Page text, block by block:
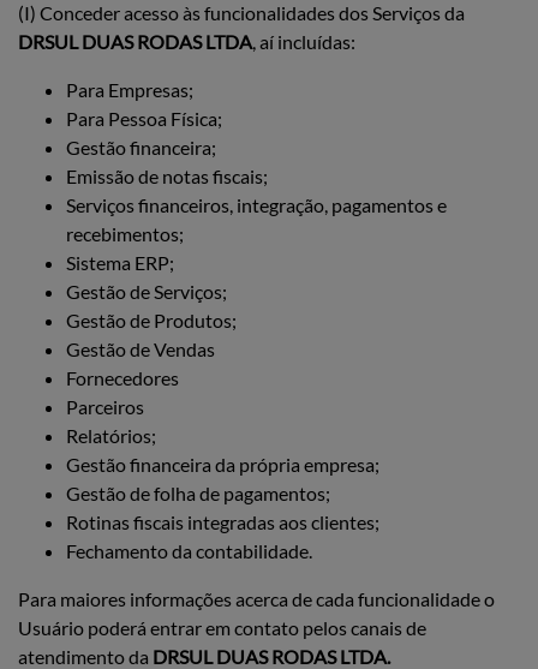
(I) Conceder acesso às funcionalidades dos Serviços da
DRSUL DUAS RODAS LTDA, aí incluídas:
Para Empresas;
Para Pessoa Física;
Gestão financeira;
Emissão de notas fiscais;
Serviços financeiros, integração, pagamentos e
recebimentos;
Sistema ERP;
Gestão de Serviços;
Gestão de Produtos;
Gestão de Vendas
Fornecedores
Parceiros
Relatórios;
Gestão financeira da própria empresa;
Gestão de folha de pagamentos;
Rotinas fiscais integradas aos clientes;
Fechamento da contabilidade.
Para maiores informações acerca de cada funcionalidade o
Usuário poderá entrar em contato pelos canais de
atendimento da DRSUL DUAS RODAS LTDA.